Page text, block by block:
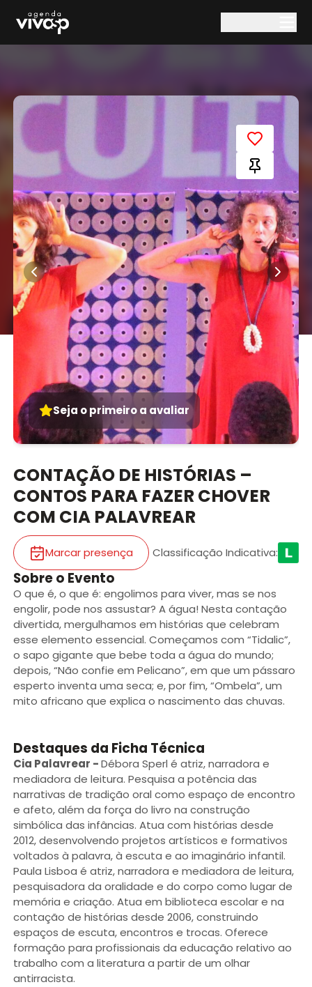
Seja o primeiro a avaliar
CONTAÇÃO DE HISTÓRIAS –
CONTOS PARA FAZER CHOVER
COM CIA PALAVREAR
Marcar presença Classificação Indicativa:
Sobre o Evento
O que é, o que é: engolimos para viver, mas se nos
engolir, pode nos assustar? A água! Nesta contação
divertida, mergulhamos em histórias que celebram
esse elemento essencial. Começamos com “Tidalic”,
o sapo gigante que bebe toda a água do mundo;
depois, “Não confie em Pelicano”, em que um pássaro
esperto inventa uma seca; e, por fim, “Ombela”, um
mito africano que explica o nascimento das chuvas.
Destaques da Ficha Técnica
Cia Palavrear -Débora Sperl é atriz, narradora e
mediadora de leitura. Pesquisa a potência das
narrativas de tradição oral como espaço de encontro
e afeto, além da força do livro na construção
simbólica das infâncias. Atua com histórias desde
2012, desenvolvendo projetos artísticos e formativos
voltados à palavra, à escuta e ao imaginário infantil.
Paula Lisboa é atriz, narradora e mediadora de leitura,
pesquisadora da oralidade e do corpo como lugar de
memória e criação. Atua em biblioteca escolar e na
contação de histórias desde 2006, construindo
espaços de escuta, encontros e trocas. Oferece
formação para profissionais da educação relativo ao
trabalho com a literatura a partir de um olhar
antirracista.